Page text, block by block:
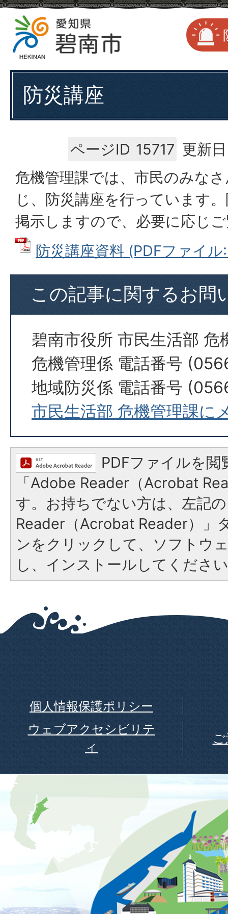
防災講座
ページID 15717 更新
危機管理課では、市民のみな
じ、防災講座を行っています
掲示しますので、必要に応じ
防災講座資料 (PDFファイル
この記事に関するお問
碧南市役所 市民生活部 危
危機管理係 電話番号
地域防災係 電話番号
市民生活部 危機管理課に
PDFファイルを閲
「Adobe Reader（Acrobat
す。お持ちでない方は、左記
Reader（Acrobat Reader）」
ンをクリックして、ソフトウ
し、インストールしてくださ
個人情報保護ポリシー
ウェブアクセシビリテ
ィ